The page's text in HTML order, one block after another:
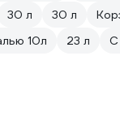
30 л 30 л
10л 23 л С